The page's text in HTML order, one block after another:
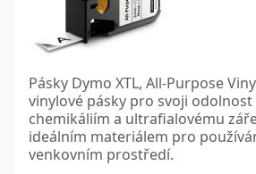
Pásky Dymo XTL, All-Purpose
vinylové pásky pro svoji
chemikáliím a ultrafialovému
ideálním materiálem pro
venkovním prostředí.